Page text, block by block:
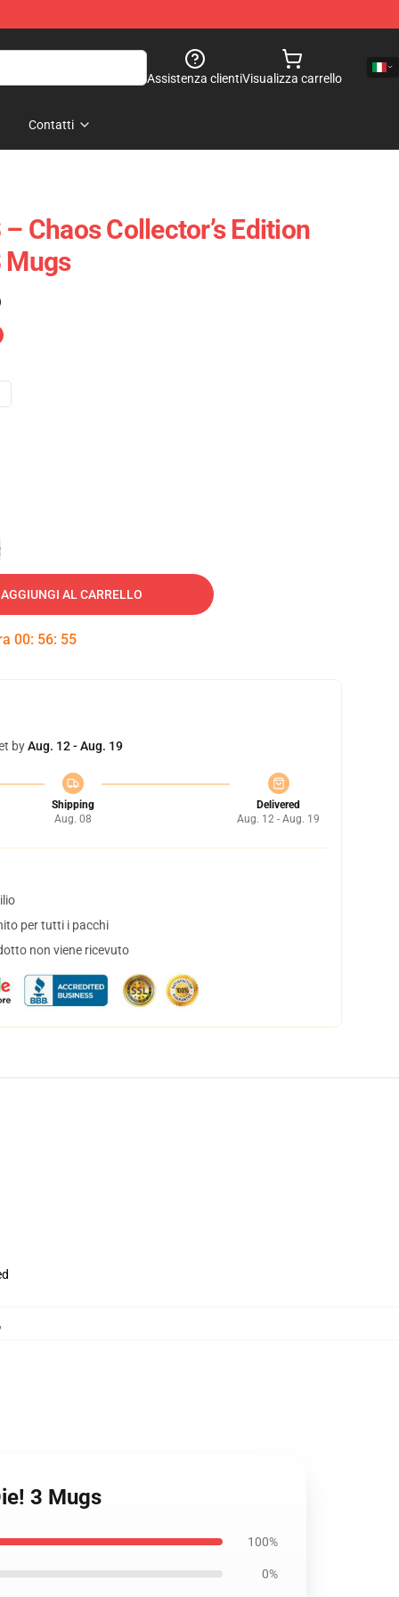
Assistenza clientiVisualizza carrello
Contatti
Chaos Collector’s Edition
Mugs
AGGIUNGI AL CARRELLO
00: 56: 54
byAug. 12 - Aug. 19
Shipping
Aug. 08
Delivered
Aug. 12 - Aug. 19
per tutti i pacchi
non viene ricevuto
3 Mugs
100%
0%